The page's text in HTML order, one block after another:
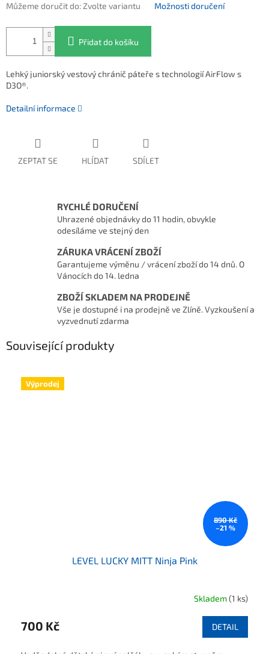
Můžeme doručit do:Zvolte variantu Možnosti doručení
Přidat do košíku
Lehký juniorský vestový chránič páteře s technologií AirFlow s
D3O®.
Detailní informace
ZEPTAT SE HLÍDAT SDÍLET
RYCHLÉ DORUČENÍ
Uhrazené objednávky do 11 hodin, obvykle
odesíláme ve stejný den
ZÁRUKA VRÁCENÍ ZBOŽÍ
Garantujeme výměnu / vrácení zboží do 14 dnů. O
Vánocích do 14. ledna
ZBOŽÍ SKLADEM NA PRODEJNĚ
Vše je dostupné i na prodejně ve Zlíně. Vyzkoušení a
vyzvednutí zdarma
Související produkty
Výprodej
890 Kč
–21 %
LEVEL LUCKY MITT Ninja Pink
Skladem(1 ks)
700 Kč DETAIL